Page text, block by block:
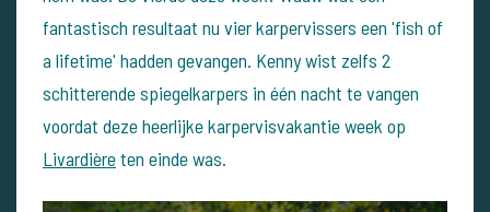
fantastisch resultaat nu vier karpervissers een 'fish of
a lifetime' hadden gevangen. Kenny wist zelfs 2
schitterende spiegelkarpers in één nacht te vangen
voordat deze heerlijke karpervisvakantie week op
Livardièreten einde was.